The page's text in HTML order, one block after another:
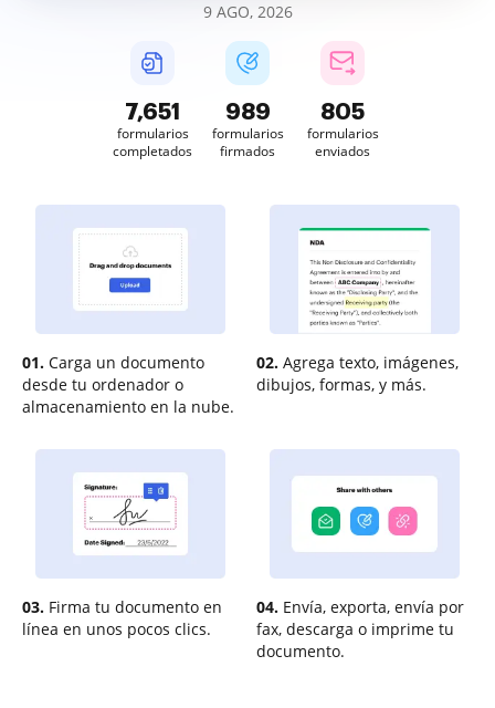
9 AGO, 2026
7,651
formularios
completados
989
formularios
firmados
805
formularios
enviados
01. Carga un documento
desde tu ordenador o
almacenamiento en la nube.
02. Agrega texto, imágenes,
dibujos, formas, y más.
03. Firma tu documento en
línea en unos pocos clics.
04. Envía, exporta, envía por
fax, descarga o imprime tu
documento.